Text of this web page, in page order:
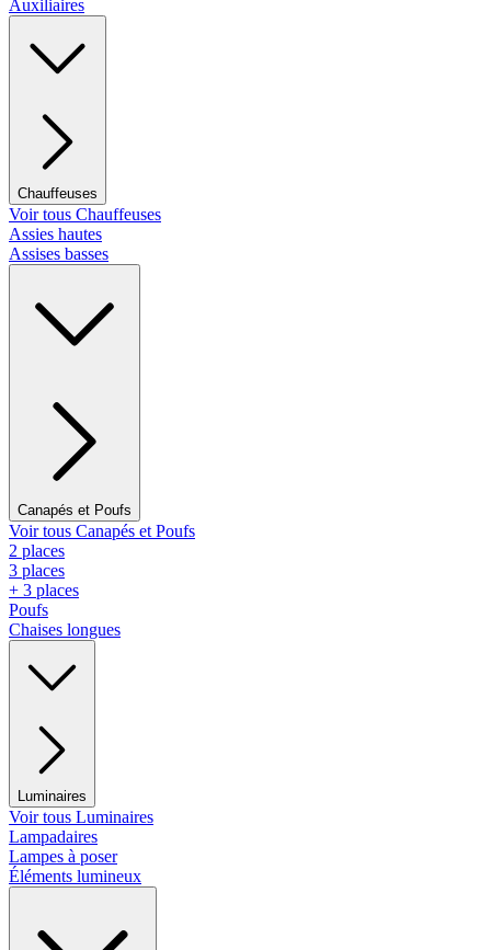
Auxiliaires
Chauffeuses
Voir tous Chauffeuses
Assies hautes
Assises basses
Canapés et Poufs
Voir tous Canapés et Poufs
2 places
3 places
+ 3 places
Poufs
Chaises longues
Luminaires
Voir tous Luminaires
Lampadaires
Lampes à poser
Éléments lumineux